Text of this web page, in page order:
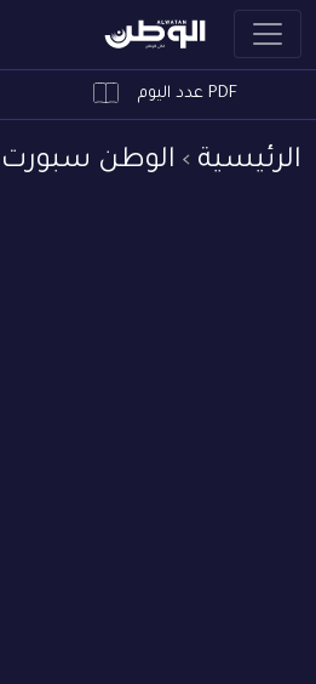
PDF عدد اليوم
الرئيسية الوطن سبورت